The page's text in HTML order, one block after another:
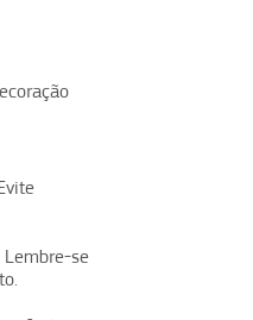
se